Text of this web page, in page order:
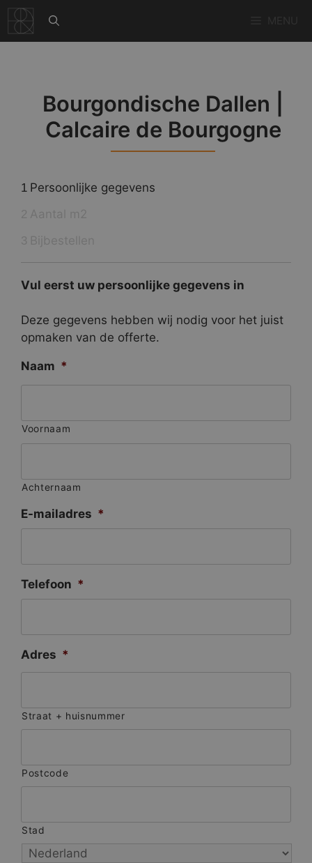
naar
de
Bourgondische Dallen |
Calcaire de Bourgogne
1 Persoonlijke gegevens
Vul eerst uw persoonlijke gegevens in
Deze gegevens hebben wij nodig voor het juist
opmaken van de offerte.
Naam *
Voornaam
Achternaam
E-mailadres *
Telefoon *
Adres *
Straat + huisnummer
Postcode
Stad